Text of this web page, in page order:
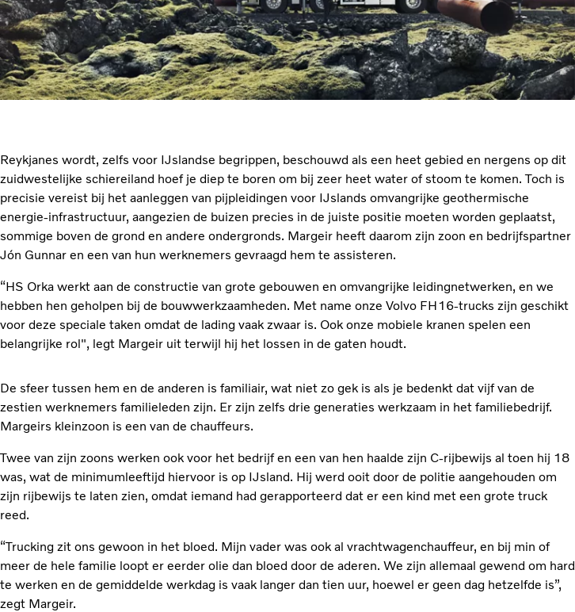
Reykjanes wordt, zelfs voor IJslandse begrippen, beschouwd als een heet gebied en nergens op dit
zuidwestelijke schiereiland hoef je diep te boren om bij zeer heet water of stoom te komen. Toch is
precisie vereist bij het aanleggen van pijpleidingen voor IJslands omvangrijke geothermische
energie-infrastructuur, aangezien de buizen precies in de juiste positie moeten worden geplaatst,
sommige boven de grond en andere ondergronds. Margeir heeft daarom zijn zoon en bedrijfspartner
Jón Gunnar en een van hun werknemers gevraagd hem te assisteren.
“HS Orka werkt aan de constructie van grote gebouwen en omvangrijke leidingnetwerken, en we
hebben hen geholpen bij de bouwwerkzaamheden. Met name onze Volvo FH16-trucks zijn geschikt
voor deze speciale taken omdat de lading vaak zwaar is. Ook onze mobiele kranen spelen een
belangrijke rol", legt Margeir uit terwijl hij het lossen in de gaten houdt.
De sfeer tussen hem en de anderen is familiair, wat niet zo gek is als je bedenkt dat vijf van de
zestien werknemers familieleden zijn. Er zijn zelfs drie generaties werkzaam in het familiebedrijf.
Margeirs kleinzoon is een van de chauffeurs.
Twee van zijn zoons werken ook voor het bedrijf en een van hen haalde zijn C-rijbewijs al toen hij 18
was, wat de minimumleeftijd hiervoor is op IJsland. Hij werd ooit door de politie aangehouden om
zijn rijbewijs te laten zien, omdat iemand had gerapporteerd dat er een kind met een grote truck
reed.
“Trucking zit ons gewoon in het bloed. Mijn vader was ook al vrachtwagenchauffeur, en bij min of
meer de hele familie loopt er eerder olie dan bloed door de aderen. We zijn allemaal gewend om hard
te werken en de gemiddelde werkdag is vaak langer dan tien uur, hoewel er geen dag hetzelfde is”,
zegt Margeir.